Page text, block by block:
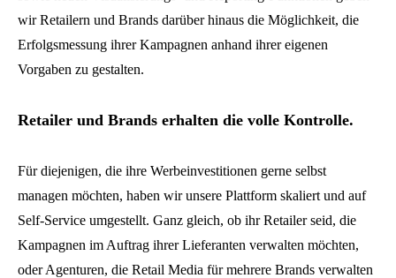
wir Retailern und Brands darüber hinaus die Möglichkeit, die
Erfolgsmessung ihrer Kampagnen anhand ihrer eigenen
Vorgaben zu gestalten.
Retailer und Brands erhalten die volle Kontrolle.
Für diejenigen, die ihre Werbeinvestitionen gerne selbst
managen möchten, haben wir unsere Plattform skaliert und auf
Self-Service umgestellt. Ganz gleich, ob ihr Retailer seid, die
Kampagnen im Auftrag ihrer Lieferanten verwalten möchten,
oder Agenturen, die Retail Media für mehrere Brands verwalten